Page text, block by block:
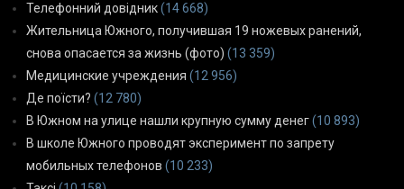
Телефонний довідник(14 668)
Жительница Южного, получившая 19 ножевых ранений,
снова опасается за жизнь (фото) (13 359)
Медицинские учреждения (12 956)
Де поїсти? (12 780)
В Южном на улице нашли крупную сумму денег(10 893)
В школе Южного проводят эксперимент по запрету
мобильных телефонов (10 233)